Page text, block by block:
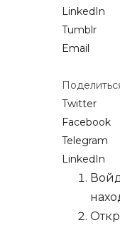
LinkedIn
Tumblr
Email
Twitter
Facebook
Telegram
LinkedIn